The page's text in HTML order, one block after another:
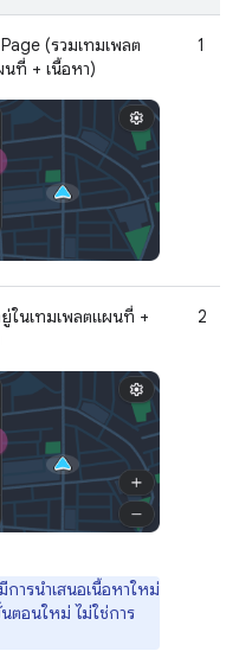
(รวมเทมเพลต
นที่ + เนื้อหา)
1
ในเทมเพลตแผนที่ +
การนำเสนอเนื้อหาใหม่
ตอนใหม่ ไม่ใช่การ
2